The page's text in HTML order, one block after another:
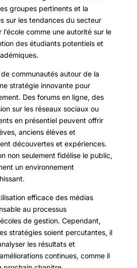
groupes pertinents et la
sur les tendances du secteur
comme une autorité sur le
des étudiants potentiels et
communautés autour de la
stratégie innovante pour
Des forums en ligne, des
sur les réseaux sociaux ou
en présentiel peuvent offrir
anciens élèves et
découvertes et expériences.
non seulement fidélise le public,
un environnement
efficace des médias
au processus
de gestion. Cependant,
stratégies soient percutantes, il
les résultats et
continues, comme il